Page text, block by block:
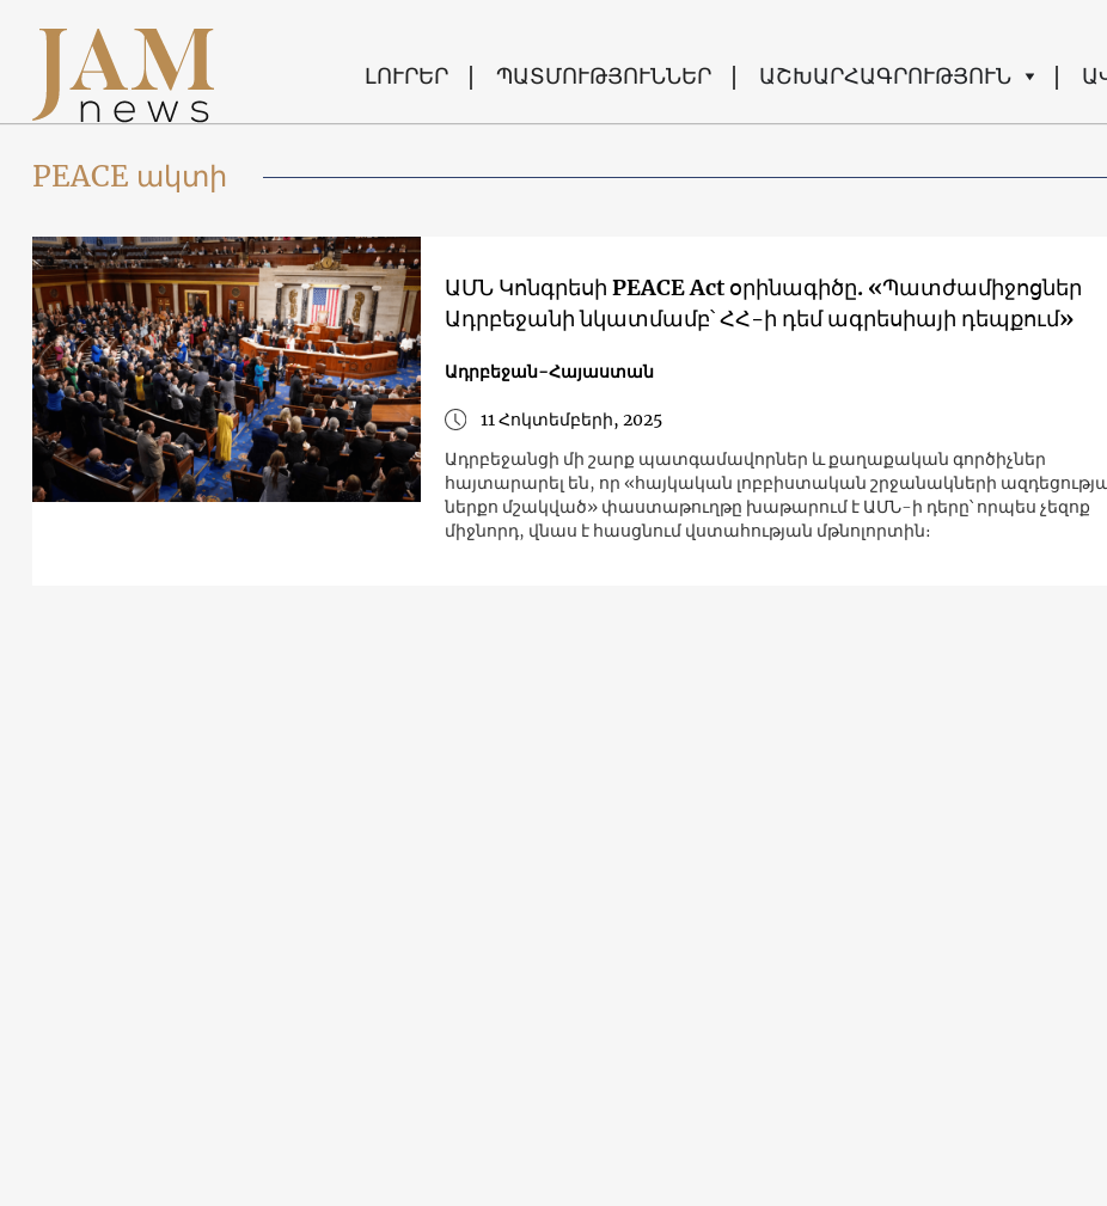
ԼՈՒՐԵՐ ՊԱՏՄՈՒԹՅՈՒՆՆԵՐ ԱՇԽԱՐՀԱԳՐՈՒԹՅՈՒՆ
PEACE ակտի
ԱՄՆ Կոնգրեսի PEACE Act օրինագիծը. «Պատժամիջոցներ
Ադրբեջանի նկատմամբ՝ ՀՀ-ի դեմ ագրեսիայի դեպքում»
Ադրբեջան-Հայաստան
11 Հոկտեմբերի, 2025
Ադրբեջանցի մի շարք պատգամավորներ և քաղաքական գործիչներ
հայտարարել են, որ «հայկական լոբբիստական ​​​​շրջանակների
ներքո մշակված» փաստաթուղթը խաթարում է ԱՄՆ-ի դերը՝ որպես չեզոք
միջնորդ, վնաս է հասցնում վստահության մթնոլորտին։